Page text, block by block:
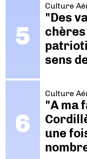
Culture
"Des
sens
Culture
"A ma
une